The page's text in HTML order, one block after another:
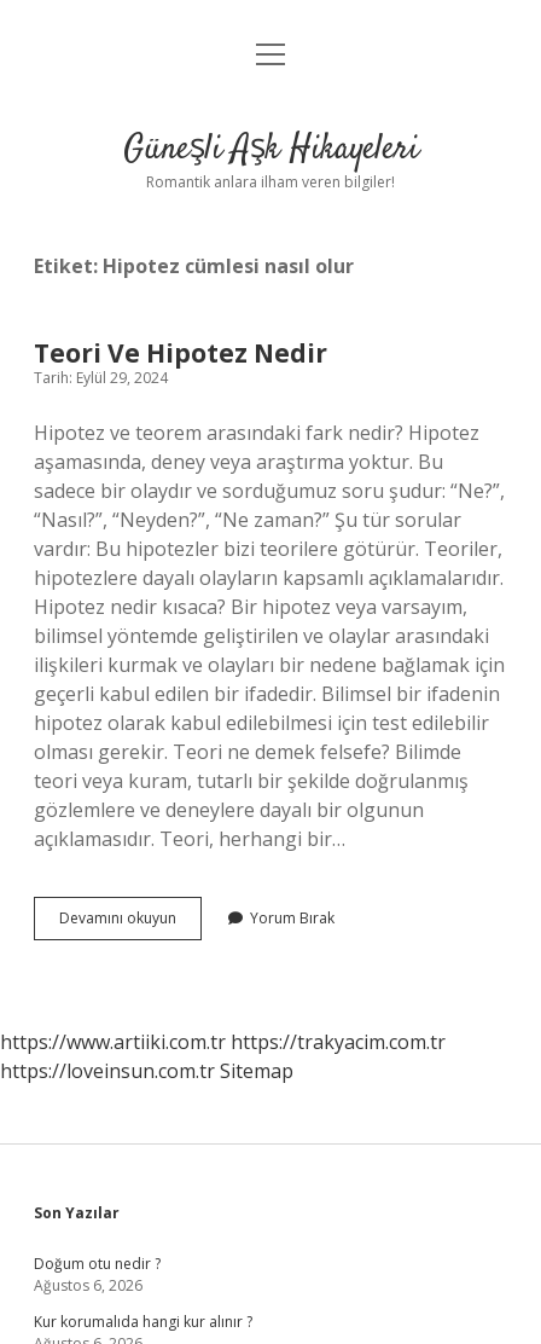
Anasayfa
Yasal Uyarı
menüyü
Güneşli Aşk Hikayeleri
Romantik anlara ilham veren bilgiler!
Etiket: Hipotez cümlesi nasıl olur
Teori Ve Hipotez Nedir
Tarih: Eylül 29, 2024
Hipotez ve teorem arasındaki fark nedir? Hipotez
aşamasında, deney veya araştırma yoktur. Bu
sadece bir olaydır ve sorduğumuz soru şudur: “Ne?”,
“Nasıl?”, “Neyden?”, “Ne zaman?” Şu tür sorular
vardır: Bu hipotezler bizi teorilere götürür. Teoriler,
hipotezlere dayalı olayların kapsamlı açıklamalarıdır.
Hipotez nedir kısaca? Bir hipotez veya varsayım,
bilimsel yöntemde geliştirilen ve olaylar arasındaki
ilişkileri kurmak ve olayları bir nedene bağlamak için
geçerli kabul edilen bir ifadedir. Bilimsel bir ifadenin
hipotez olarak kabul edilebilmesi için test edilebilir
olması gerekir. Teori ne demek felsefe? Bilimde
teori veya kuram, tutarlı bir şekilde doğrulanmış
gözlemlere ve deneylere dayalı bir olgunun
açıklamasıdır. Teori, herhangi bir…
Devamını okuyun
Ve
Yorum Bırak
https://www.artiiki.com.tr https://trakyacim.com.tr
https://loveinsun.com.trSitemap
Sidebar
Son Yazılar
Doğum otu nedir ?
Ağustos 6, 2026
Kur korumalıda hangi kur alınır ?